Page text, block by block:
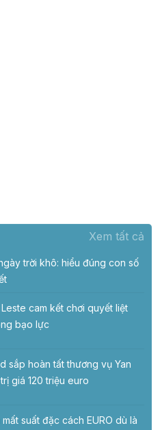
Xem tất cả
trời khô: hiểu đúng con số
Leste cam kết chơi quyết liệt
bạo lực
sắp hoàn tất thương vụ Yan
giá 120 triệu euro
suất đặc cách EURO dù là